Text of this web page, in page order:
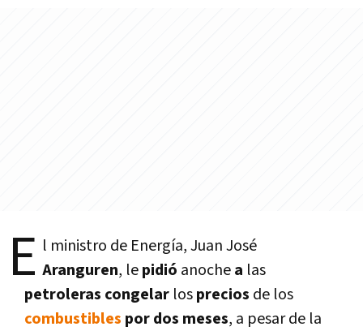
E l ministro de Energí­a, Juan José
Aranguren, lepidió anochea las
petroleras congelar losprecios de los
combustibles por dos meses, a pesar de la